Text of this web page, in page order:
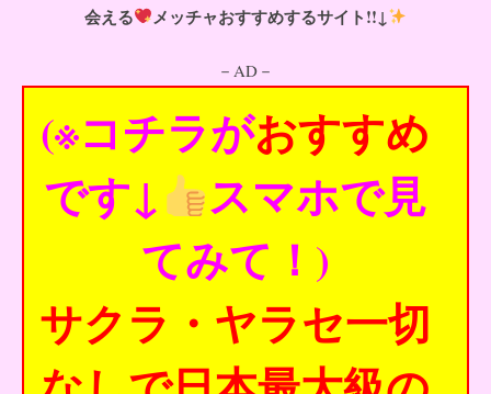
会える
メッチャおすすめするサイト!!↓
－AD－
(※コチラがおすすめ
です↓
スマホで見
てみて！)
サクラ・ヤラセ一切